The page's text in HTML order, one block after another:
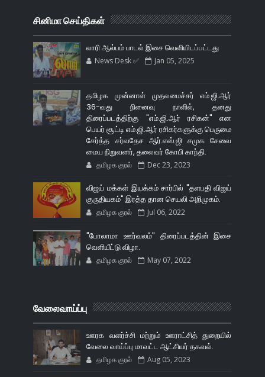
சினிமா செய்திகள்
லாரி ஆல்பம் பாடல் இசை வெளியிடப்பட்டது
News Desk ✅ Jan 05, 2025
தமிழக முன்னாள் முதலமைச்சர் எம்.ஜி.ஆர்
36-வது நினைவு நாளில், தனது
திரைப்படத்திற்கு "எம்.ஜி.ஆர் ரசிகன்" என
பெயர் சூட்டி எம்.ஜி.ஆர் ரசிகர்களுக்கு பெருமை
சேர்த்த சர்வதேச ஆர்.எஸ்.ஜி சமுக சேவை
மைய நிறுவனர், தலைவர் கோபி காந்தி.
தமிழக குரல் Dec 23, 2023
விஜய் மக்கள் இயக்கம் சார்பில் "தளபதி விஜய்
குருதியகம்" இரத்த தான செயலி அறிமுகம்.
தமிழக குரல் Jul 06, 2022
"போலாமா ஊர்வலம்" திரைப்படத்தின் இசை
வெளியீட்டு விழா.
தமிழக குரல் May 07, 2022
வேலைவாய்ப்பு
ஊரக வளர்ச்சி மற்றும் ஊராட்சித் துறையில்
வேலை வாய்ப்பு மாவட்ட ஆட்சியர் தகவல்.
தமிழக குரல் Aug 05, 2023